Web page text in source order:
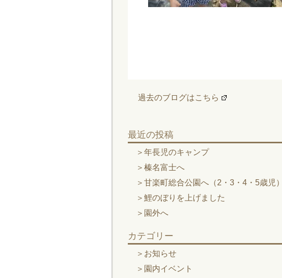
過去のブログはこちら
最近の投稿
年長児のキャンプ
榛名富士へ
甘楽町総合公園へ（2・3・4・5歳児）
鯉のぼりを上げました
園外へ
カテゴリー
お知らせ
園内イベント